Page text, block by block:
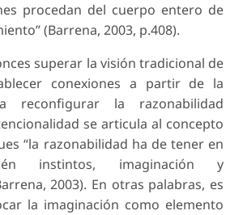
procedan del cuerpo entero de
(Barrena, 2003, p.408).
superar la visión tradicional de
conexiones a partir de la
reconfigurar la razonabilidad
se articula al concepto
“la razonabilidad ha de tener en
instintos, imaginación y
2003). En otras palabras, es
la imaginación como elemento